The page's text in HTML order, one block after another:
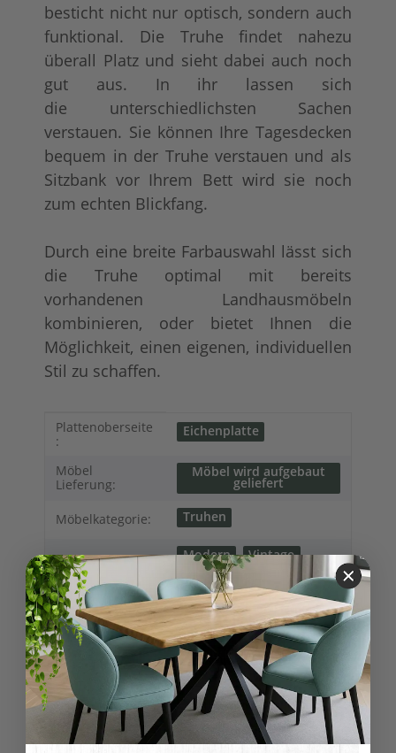
tief gebürstet
+ 140,00 € Konfigurator
+ 91,00 €
besticht nicht nur optisch, sondern auch
funktional. Die Truhe findet nahezu
überall Platz und sieht dabei auch noch
gut aus. In ihr lassen sich
die unterschiedlichsten Sachen
verstauen. Sie können Ihre Tagesdecken
bequem in der Truhe verstauen und als
Sitzbank vor Ihrem Bett wird sie noch
zum echten Blickfang.
Durch eine breite Farbauswahl lässt sich
die Truhe optimal mit bereits
vorhandenen Landhausmöbeln
kombinieren, oder bietet Ihnen die
Möglichkeit, einen eigenen, individuellen
Stil zu schaffen.
Produkteigenschaft
Wert
Plattenoberseite
:
Eichenplatte
Möbel
Lieferung:
Möbel wird aufgebaut
geliefert
Möbelkategorie: Truhen
Möbelstil:
Modern
Vintage
Shabby chic
Skandinavischer
Landhausstil
Kollektionen
Landhausmöbel:
Hamburg
Variationen: Kommoden
natur (unlackiert)